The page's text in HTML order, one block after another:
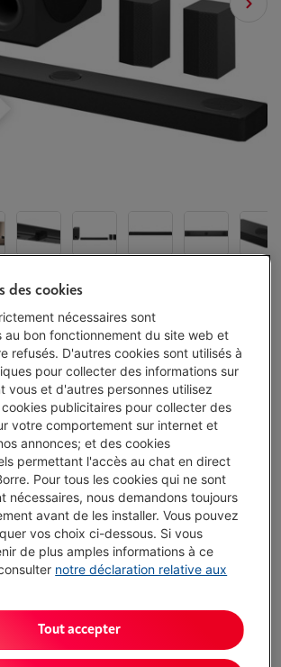
DE CRÉDIT À DURÉE INDÉTERMINÉE
ANNUEL EFFECTIF GLOBAL de 14,50 % dont
et un taux débiteur de 6,24%.
appareil avec nos services
avec Garantie Service Plus € 89,00
Toujours inclus
le stock
de € 51,35 -Plus d'infos
Coût du crédit € 14,50
J'achète
des cookies
nécessaires sont
au bon fonctionnement du site web et
refusés. D'autres cookies sont utilisés à
pour collecter des informations sur
vous et d'autres personnes utilisez
publicitaires pour collecter des
votre comportement sur internet et
annonces; et des cookies
permettant l'accès au chat en direct
Pour tous les cookies qui ne sont
nécessaires, nous demandons toujours
avant de les installer. Vous pouvez
vos choix ci-dessous. Si vous
de plus amples informations à ce
notre déclaration relative aux
Tout accepter